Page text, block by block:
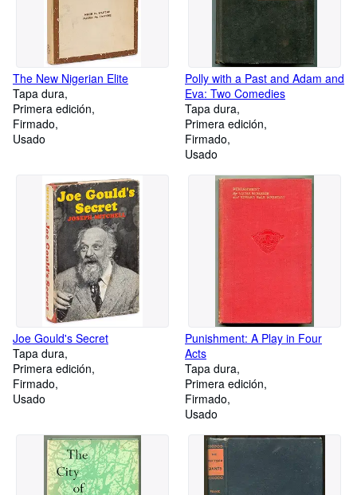
The New Nigerian Elite
Tapa dura
Primera edición
Firmado
Usado
Polly with a Past and Adam and
Eva: Two Comedies
Tapa dura
Primera edición
Firmado
Usado
Joe Gould's Secret
Tapa dura
Primera edición
Firmado
Usado
Punishment: A Play in Four
Acts
Tapa dura
Primera edición
Firmado
Usado